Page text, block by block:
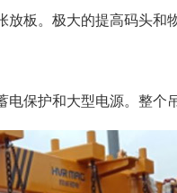
板。极大的提高码头和
保护和大型电源。整个